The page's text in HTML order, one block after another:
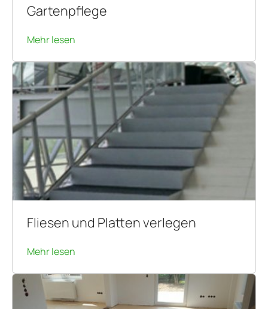
Gartenpflege
Mehr lesen
Fliesen und Platten verlegen
Mehr lesen